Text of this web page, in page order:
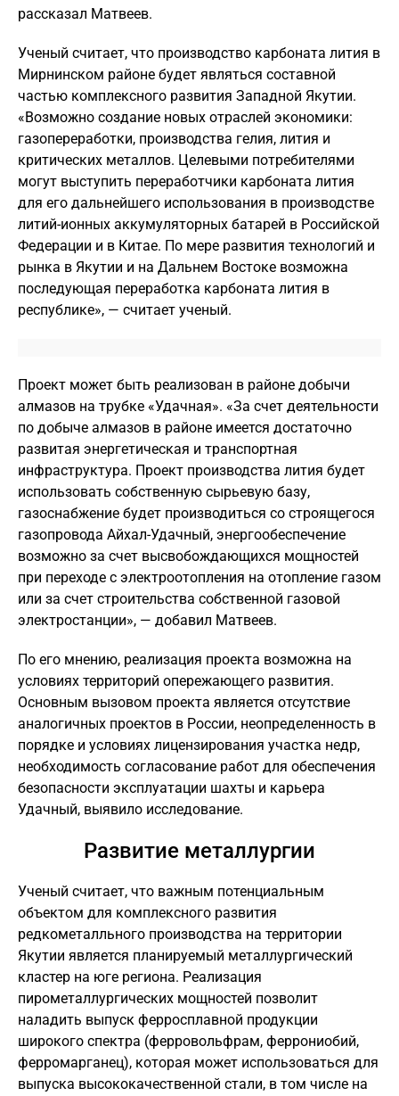
рассказал Матвеев.
Ученый считает, что производство карбоната лития в
Мирнинском районе будет являться составной
частью комплексного развития Западной Якутии.
«Возможно создание новых отраслей экономики:
газопереработки, производства гелия, лития и
критических металлов. Целевыми потребителями
могут выступить переработчики карбоната лития
для его дальнейшего использования в производстве
литий-ионных аккумуляторных батарей в Российской
Федерации и в Китае. По мере развития технологий и
рынка в Якутии и на Дальнем Востоке возможна
последующая переработка карбоната лития в
республике», — считает ученый.
Проект может быть реализован в районе добычи
алмазов на трубке «Удачная». «За счет деятельности
по добыче алмазов в районе имеется достаточно
развитая энергетическая и транспортная
инфраструктура. Проект производства лития будет
использовать собственную сырьевую базу,
газоснабжение будет производиться со строящегося
газопровода Айхал-Удачный, энергообеспечение
возможно за счет высвобождающихся мощностей
при переходе с электроотопления на отопление газом
или за счет строительства собственной газовой
электростанции», — добавил Матвеев.
По его мнению, реализация проекта возможна на
условиях территорий опережающего развития.
Основным вызовом проекта является отсутствие
аналогичных проектов в России, неопределенность в
порядке и условиях лицензирования участка недр,
необходимость согласование работ для обеспечения
безопасности эксплуатации шахты и карьера
Удачный, выявило исследование.
Развитие металлургии
Ученый считает, что важным потенциальным
объектом для комплексного развития
редкометалльного производства на территории
Якутии является планируемый металлургический
кластер на юге региона. Реализация
пирометаллургических мощностей позволит
наладить выпуск ферросплавной продукции
широкого спектра (ферровольфрам, феррониобий,
ферромарганец), которая может использоваться для
выпуска высококачественной стали, в том числе на